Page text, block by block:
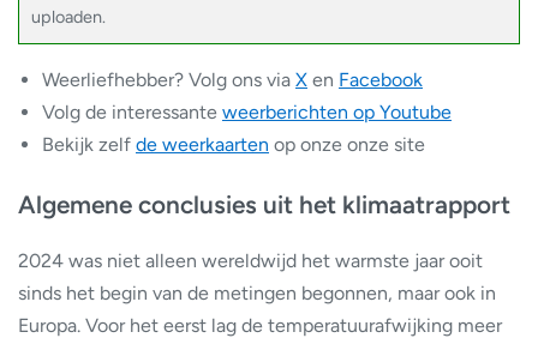
uploaden.
Weerliefhebber? Volg ons via X en Facebook
Volg de interessante weerberichten op Youtube
Bekijk zelf de weerkaarten op onze onze site
Algemene conclusies uit het klimaatrapport
2024 was niet alleen wereldwijd het warmste jaar ooit
sinds het begin van de metingen begonnen, maar ook in
Europa. Voor het eerst lag de temperatuurafwijking meer